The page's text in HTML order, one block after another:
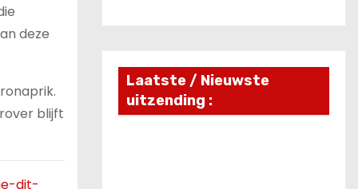
deze
blijft
dit-
Laatste / Nieuwste
uitzending :